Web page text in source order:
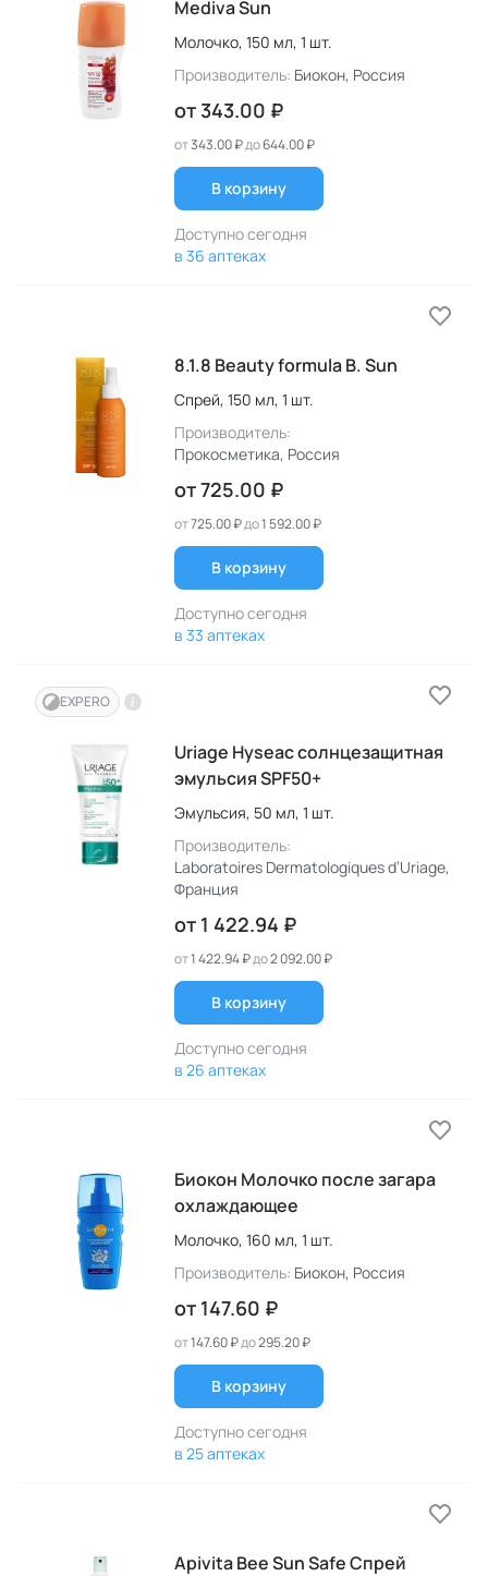
Mediva Sun
Молочко, 150 мл, 1 шт.
Производитель: Биокон, Россия
от 343.00 ₽
от343.00 ₽до644.00 ₽
В корзину
Доступно сегодня
в 36 аптеках
8.1.8 Beauty formula B. Sun
Спрей, 150 мл, 1 шт.
Производитель:
Прокосметика, Россия
от725.00 ₽
от725.00 ₽до1 592.00 ₽
В корзину
Доступно сегодня
в 33 аптеках
EXPERO
Uriage Hyseac солнцезащитная
эмульсия SPF50+
Эмульсия, 50 мл, 1 шт.
Производитель:
Laboratoires Dermatologiques d’Uriage,
Франция
от 1 422.94 ₽
от1 422.94 ₽до2 092.00 ₽
В корзину
Доступно сегодня
в 26 аптеках
Биокон Молочко после загара
охлаждающее
Молочко, 160 мл, 1 шт.
Производитель: Биокон, Россия
от 147.60 ₽
от147.60 ₽до295.20 ₽
В корзину
Доступно сегодня
в 25 аптеках
Apivita Bee Sun Safe Спрей